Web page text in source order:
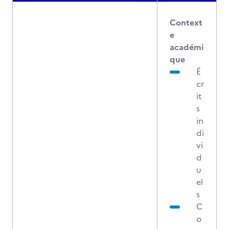
Context
e
académi
que
É
cr
it
s
in
di
vi
d
u
el
s
C
o